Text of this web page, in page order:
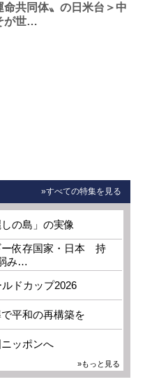
命共同体〟の日米台＞中
が世…
»すべての特集を見る
の島」の実像
ー依存国家・日本 持
み…
ルドカップ2026
平和の再構築を
ッポンへ
»もっと見る